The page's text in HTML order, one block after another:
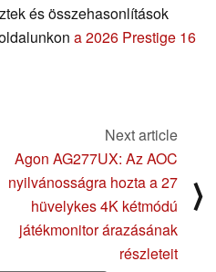
és összehasonlítások
a 2026 Prestige 16
Next article
Agon AG277UX: Az AOC
nyilvánosságra hozta a 27
hüvelykes 4K kétmódú
játékmonitor árazásának
részleteit
⟩